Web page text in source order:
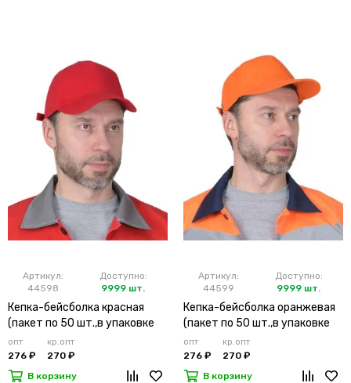
Артикул:
44598
Доступно:
9999 шт.
Кепка-бейсболка красная
(пакет по 50 шт.,в упаковке
200 шт.)
опт
276 ₽
кр.опт
270 ₽
В корзину
Артикул:
44599
Доступно:
9999 шт.
Кепка-бейсболка оранжевая
(пакет по 50 шт.,в упаковке
200 шт.)
опт
276 ₽
кр.опт
270 ₽
В корзину